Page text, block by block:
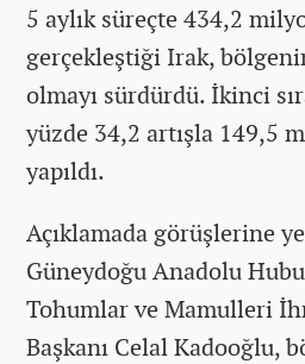
5 aylık süreçte 434,2
gerçekleştiği Irak,
olmayı sürdürdü. İkinci
yüzde 34,2 artışla 149,5
yapıldı.
Açıklamada görüşlerine
Güneydoğu Anadolu
Tohumlar ve Mamulleri
Başkanı Celal Kadooğlu,